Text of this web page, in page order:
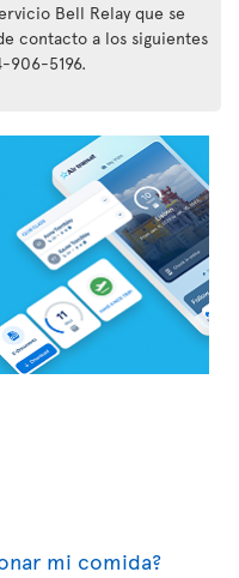
Bell Relay que se
contacto a los siguientes
906-5196.
mi comida?